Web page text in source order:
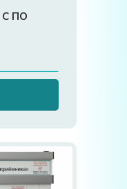
С ПО